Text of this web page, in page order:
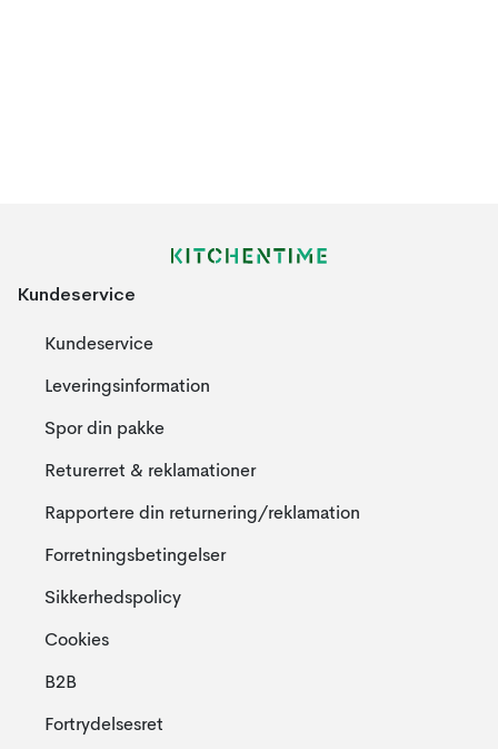
Kundeservice
Kundeservice
Leveringsinformation
Spor din pakke
Returerret & reklamationer
Rapportere din returnering/reklamation
Forretningsbetingelser
Sikkerhedspolicy
Cookies
B2B
Fortrydelsesret